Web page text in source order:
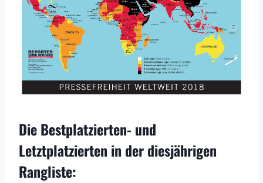
Die Bestplatzierten- und
Letztplatzierten in der diesjährigen
Rangliste: